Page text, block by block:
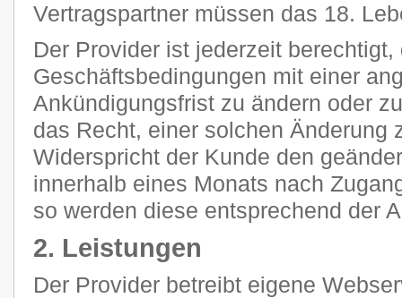
Vertragspartner müssen das 18.
Der Provider ist jederzeit
Geschäftsbedingungen mit einer
Ankündigungsfrist zu ändern oder
das Recht, einer solchen Änderung
Widerspricht der Kunde den
innerhalb eines Monats nach
so werden diese entsprechend der
2. Leistungen
Der Provider betreibt eigene